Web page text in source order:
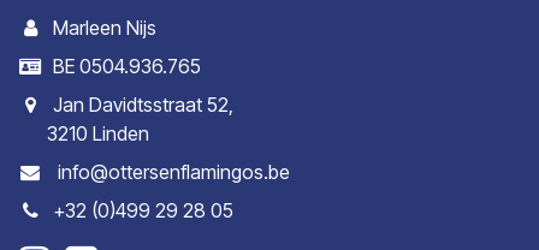
Marleen Nijs
BE 0504.936.765
Jan Davidtsstraat 52,
3210 Linden
info@ottersenflamingos.be
+32 (0)499 29 28 05